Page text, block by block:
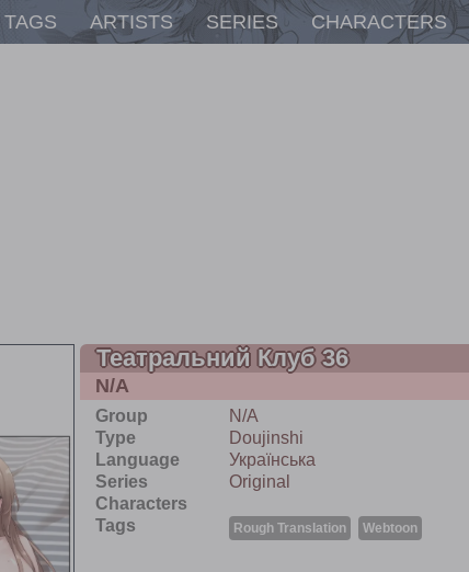
TAGS ARTISTS SERIES CHARACTERS
Театральний Клуб 36
N/A
Group
N/A
Type
Doujinshi
Language
Українська
Series
Original
Characters
Tags
Rough Translation Webtoon